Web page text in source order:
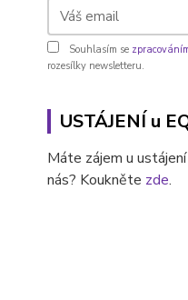
Souhlasím se
rozesílky newsletteru.
USTÁJENÍ u
Máte zájem u
nás? Koukněte zde.